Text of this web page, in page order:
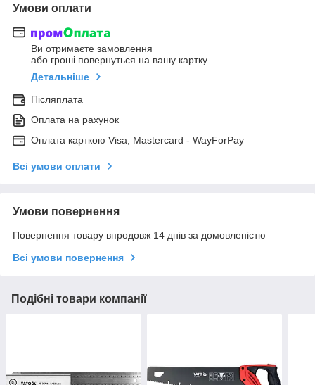
Умови оплати
Ви отримаєте замовлення
або гроші повернуться на вашу картку
Детальніше
Післяплата
Оплата на рахунок
Оплата карткою Visa, Mastercard - WayForPay
Всі умови оплати
Умови повернення
Повернення товару впродовж 14 днів за домовленістю
Всі умови повернення
Подібні товари компанії